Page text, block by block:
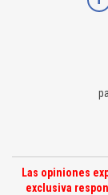
Las opiniones
exclusiva